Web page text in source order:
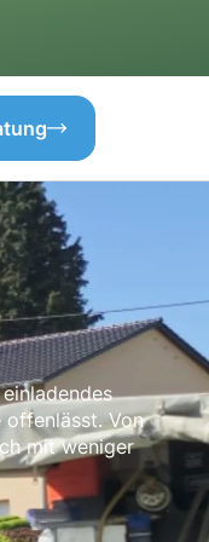
offenlässt. Von
mit weniger